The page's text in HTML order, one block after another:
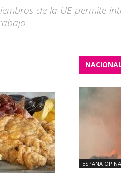
de la UE permite
ESPAÑA OPINA